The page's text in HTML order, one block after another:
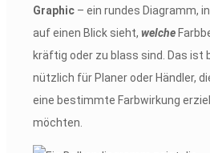
Graphic – ein rundes Diagramm,
auf einen Blick sieht, welche
kräftig oder zu blass sind. Das ist
nützlich für Planer oder Händler,
eine bestimmte Farbwirkung
möchten.